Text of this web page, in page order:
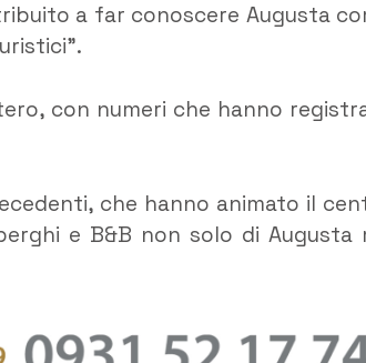
a far conoscere Augusta
con numeri che hanno
che hanno animato il
e B&B non solo di Augusta